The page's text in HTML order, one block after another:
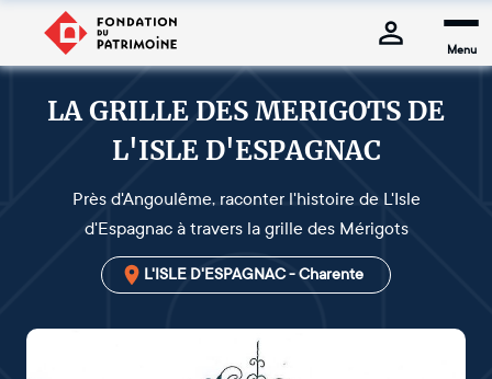
Menu
LA GRILLE DES MERIGOTS DE
L'ISLE D'ESPAGNAC
Près d'Angoulême, raconter l'histoire de L'Isle
d'Espagnac à travers la grille des Mérigots
L'ISLE D'ESPAGNAC - Charente